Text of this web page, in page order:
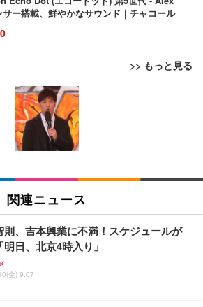
サー搭載、鮮やかなサウンド｜チャコール
>> もっと見る
オフィスチェア 椅子 テレワーク 疲れな
上げ式アームレスト コンパクト 約105度ロッ
pc 事務椅子 360度回転 座面昇降 強化ナイロ
ベース 通気性メッシュ 在宅ワーク H-WY01
枠+黒足)
オフィスチェア／デスクチェア メッシ
人間工学 疲れない ブラック
オフィスチェア デスクチェア 疲れない テレ
ェア 強化バックレスト 30度ロッキング機
工学 椅子 腰サポート 90度跳ね上げ式アーム
ジネス向けプレミアムモニター | FlexScan
WT | 31.5型4K UHD・USB Type-C・ホワ
ジネス向けプレミアムモニター | FlexScan
】27"ゲーミングモニター DualSense 充電
き（CFI-ZDM1J）
ベーシック ペットシーツ 薄型 レギュラー 1
て 無香料 ホワイト 300枚
ベーシック ペットシーツ 厚型 ワイド 42枚
枚) ホワイト(吸収面:ライトブルー)
ーライフ ネオ・オムツ L 中型犬用 26枚入
関連ニュース
則、吉本興業に不満！スケジュールが
日、北京4時入り」
金) 9:07